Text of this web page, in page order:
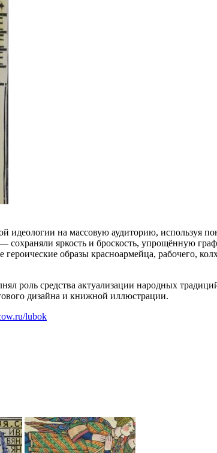
идеологии на массовую аудиторию, используя
яркость и броскость, упрощённую
образы красноармейца, рабочего,
роль средства актуализации народных
дизайна и книжной иллюстрации.
lubok